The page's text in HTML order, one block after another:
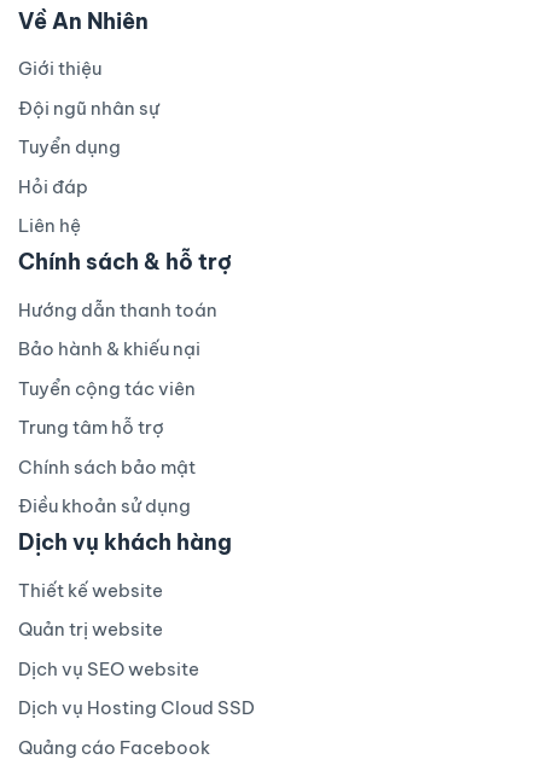
Về An Nhiên
Giới thiệu
Đội ngũ nhân sự
Tuyển dụng
Hỏi đáp
Liên hệ
Chính sách & hỗ trợ
Hướng dẫn thanh toán
Bảo hành & khiếu nại
Tuyển cộng tác viên
Trung tâm hỗ trợ
Chính sách bảo mật
Điều khoản sử dụng
Dịch vụ khách hàng
Thiết kế website
Quản trị website
Dịch vụ SEO website
Dịch vụ Hosting Cloud SSD
Quảng cáo Facebook